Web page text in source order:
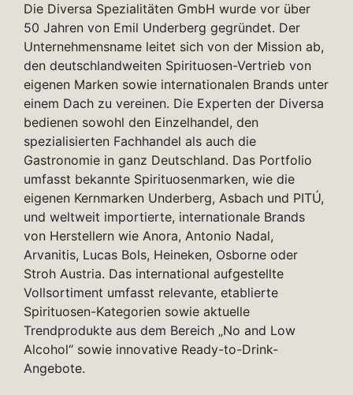
Die Diversa Spezialitäten GmbH wurde vor über
50 Jahren von Emil Underberg gegründet. Der
Unternehmensname leitet sich von der Mission ab,
den deutschlandweiten Spirituosen-Vertrieb von
eigenen Marken sowie internationalen Brands unter
einem Dach zu vereinen. Die Experten der Diversa
bedienen sowohl den Einzelhandel, den
spezialisierten Fachhandel als auch die
Gastronomie in ganz Deutschland. Das Portfolio
umfasst bekannte Spirituosenmarken, wie die
eigenen Kernmarken Underberg, Asbach und PITÚ,
und weltweit importierte, internationale Brands
von Herstellern wie Anora, Antonio Nadal,
Arvanitis, Lucas Bols, Heineken, Osborne oder
Stroh Austria. Das international aufgestellte
Vollsortiment umfasst relevante, etablierte
Spirituosen-Kategorien sowie aktuelle
Trendprodukte aus dem Bereich „No and Low
Alcohol“ sowie innovative Ready-to-Drink-
Angebote.